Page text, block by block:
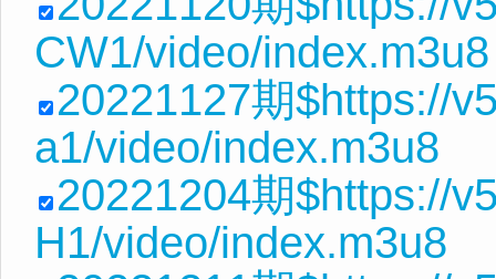
CW1/video/index.m3u8
20221127期$https://
a1/video/index.m3u8
20221204期$https://
H1/video/index.m3u8